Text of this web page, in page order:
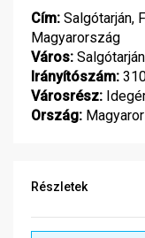
Cím: Salgótarján,
Magyarország
Város: Salgótarján
Irányítószám:
Városrész:
Ország:
Részletek